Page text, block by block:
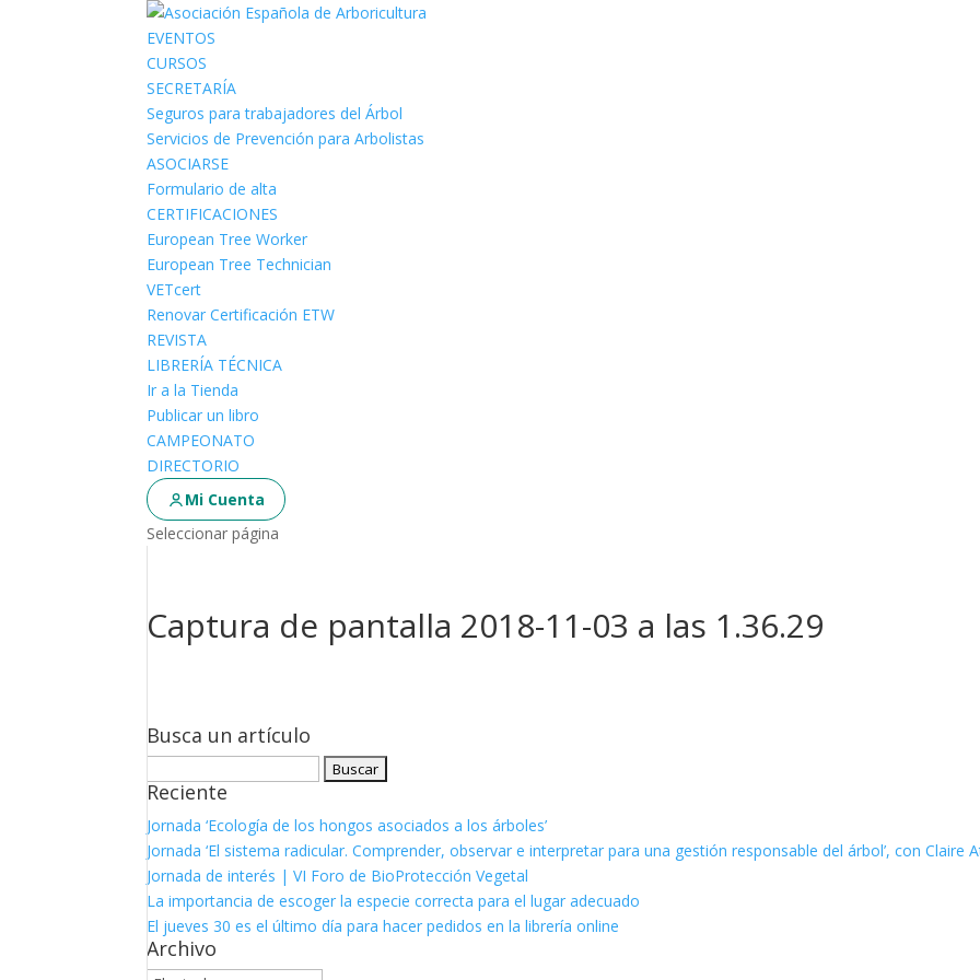
EVENTOS
CURSOS
SECRETARÍA
Seguros para trabajadores del Árbol
Servicios de Prevención para Arbolistas
ASOCIARSE
Formulario de alta
CERTIFICACIONES
European Tree Worker
European Tree Technician
VETcert
Renovar Certificación ETW
REVISTA
LIBRERÍA TÉCNICA
Ir a la Tienda
Publicar un libro
CAMPEONATO
DIRECTORIO
Mi Cuenta
Seleccionar página
Captura de pantalla 2018-11-03 a las 1.36.29
Busca un artículo
Reciente
Jornada ‘Ecología de los hongos asociados a los árboles’
Jornada ‘El sistema radicular. Comprender, observar e interpretar para una gestión responsable del árbol’, con Claire
Jornada de interés | VI Foro de BioProtección Vegetal
La importancia de escoger la especie correcta para el lugar adecuado
El jueves 30 es el último día para hacer pedidos en la librería online
Archivo